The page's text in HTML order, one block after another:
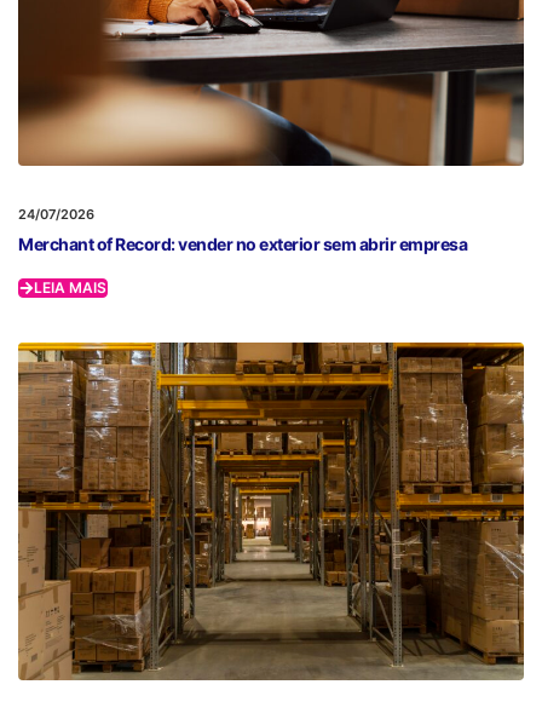
24/07/2026
Merchant of Record: vender no exterior sem abrir empresa
LEIA MAIS